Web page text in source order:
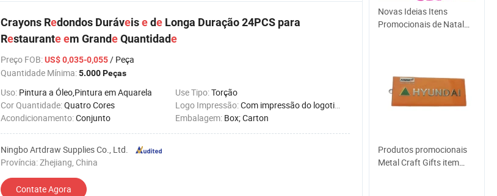
Crayons Redondos Duráveisede Longa Duração 24PCS para
Restauranteem GrandeQuantidade
Preço FOB:US$ 0,035-0,055/ Peça
Quantidade Mínima:5.000 Peças
Uso: Pintura a Óleo,Pintura em Aquarela Use Tipo:Torção
Cor Quantidade:Quatro Cores Logo Impressão:Com impressão do logotipo
Acondicionamento:Conjunto Embalagem: Box; Carton
Ningbo Artdraw Supplies Co., Ltd.
Província: Zhejiang, China
Contate Agora
Novas Ideias Itens
Promocionais de Natal
de Presentes
Corporativos para
Publicidade
Produtos promocionais
Metal Craft Gifts item